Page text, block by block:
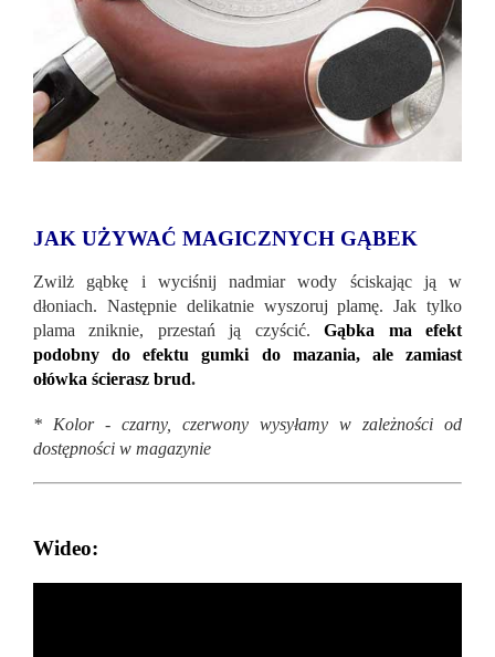
JAK UŻYWAĆ MAGICZNYCH GĄBEK
Zwilż gąbkę i wyciśnij nadmiar wody ściskając ją w
dłoniach. Następnie delikatnie wyszoruj plamę. Jak tylko
plama zniknie, przestań ją czyścić.Gąbka ma efekt
podobny do efektu gumki do mazania, ale zamiast
ołówka ścierasz brud.
* Kolor - czarny, czerwony wysyłamy w zależności od
dostępności w magazynie
Wideo: